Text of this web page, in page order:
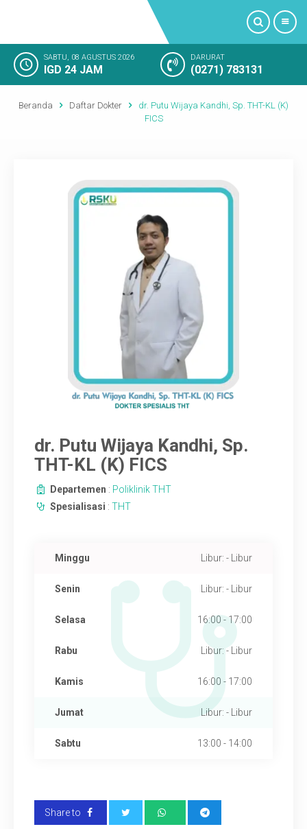
PROFIL
KAMAR RAWAT INAP
KEGIATAN RUMAH SAKIT
SABTU, 08 AGUSTUS 2026
IGD 24 JAM
DARURAT
(0271) 783131
Beranda Daftar Dokter
dr. Putu Wijaya Kandhi, Sp. THT-KL (K)
FICS
dr. Putu Wijaya Kandhi, Sp.
THT-KL (K) FICS
Departemen : Poliklinik THT
Spesialisasi : THT
Minggu Libur: - Libur
Senin Libur: - Libur
Selasa 16:00 - 17:00
Rabu Libur: - Libur
Kamis 16:00 - 17:00
Jumat Libur: - Libur
Sabtu 13:00 - 14:00
Share to